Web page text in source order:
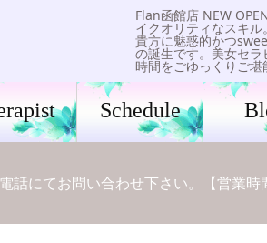
Flan函館店 NEW
イクオリティなスキ
貴方に魅惑的かつ
の誕生です。美女セ
時間をごゆっくりご堪
Schedule
話にてお問い合わせ下さい。【営業時